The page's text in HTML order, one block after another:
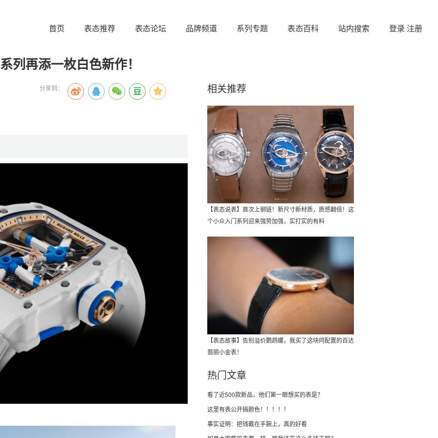
首页 表态推荐 表态论坛 品牌频道 系列专题 表态百科 站内搜索 登录 注册
列再添一枚白色新作！
分享到： 相关推荐
【表态说表】首次上钢链！新尺寸新材质，质感翻倍！这
个小众入门系列迎来强势加强，实打实的有料
【表态故事】告别溢价鹦鹉螺，我买了这块同配置的百达
翡丽小金表！
热门文章
看了近500款新品，他们第一眼想买的表是？
这里有表公开搞颜色！！！！！
事实证明：把钱戴在手腕上，真的好看